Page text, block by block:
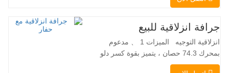
التلقائي الفرامل الهيدروليكية دلو قياسي
اللودر الانزلاقي هو نوع من الآلات المناسبة
لموقع العمل الضيق…
جرافة انزلاقية للبيع
انزلاقية التوجيه الميزات 1 、 مدعوم
بمحرك 74.3 حصان ، يتميز بقوة كسر دلو